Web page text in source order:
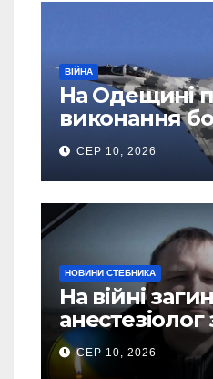
ВІЙНА
На Одещині
виконання
завдання
МіГ-29: пілот
СЕР 10, 2026
НОВИНИ СТЕБНИКА
На війні
анестезіолог
Стебницької
лікарні
СЕР 10, 2026